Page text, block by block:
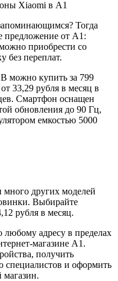
Тогда
предложение от А1:
приобрести со
без переплат.
можно купить за 799
33,29 рубля в месяц в
Смартфон оснащен
обновления до 90 Гц,
емкостью 5000
других моделей
Выбирайте
рубля в месяц.
адресу в пределах
магазине А1.
получить
специалистов и оформить
магазин.